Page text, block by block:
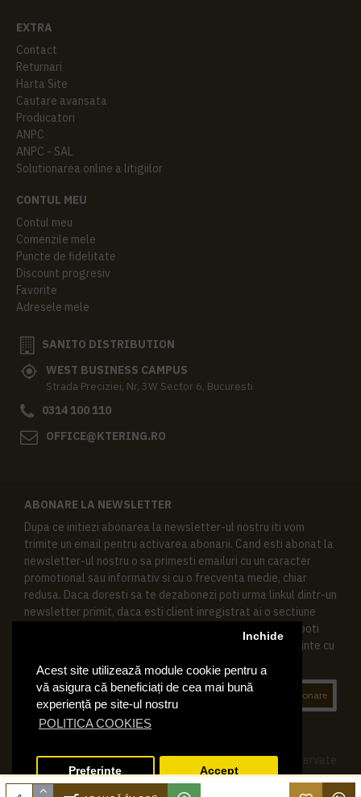
Acest site utilizează module cookie pentru a
vă asigura că beneficiați de cea mai bună
experiență pe site-ul nostru
POLITICA COOKIES
Inchide
Preferinte Accept
EXTRA
Contact
Returnari
Harta Site
Cautare avansata
Producatori
ANPC
ANPC - SAL
Solutionarea online a litigiilor
CONTUL MEU
Contul meu
Comenzile mele
Puncte de fidelitate
Discount progresiv
Favorite
Adresele mele
SANITO DISTRIBUTION
WEST BUSINESS CAMPUS
Strada Preciziei, Nr, 3W Sector 6, Bucuresti
0314 100 110
OFFICE@KTERING.RO
ABONARE LA NEWSLETTER
Dupa ce initiezi abonarea la newsletter-ul nostru iti vom
trimite un email pentru activarea abonarii. Cand esti abonat la
newsletter-ul nostru o sa primesti emailuri cu un caracter
promotional sau informativ si cu o frecventa medie, chiar
redusa. Daca doresti sa te dezabonezi poti urma linkul dintr-un
newsletter primit, daca esti client inregistrat ai o sectiune
speciala in contul tau in acest scop, si de asemenea ne poti
contacta oricand pe email pentru orice intrebari sau cerinte cu
Abonare
© 2019 Ktering.ro , Toate drepturile rezervate